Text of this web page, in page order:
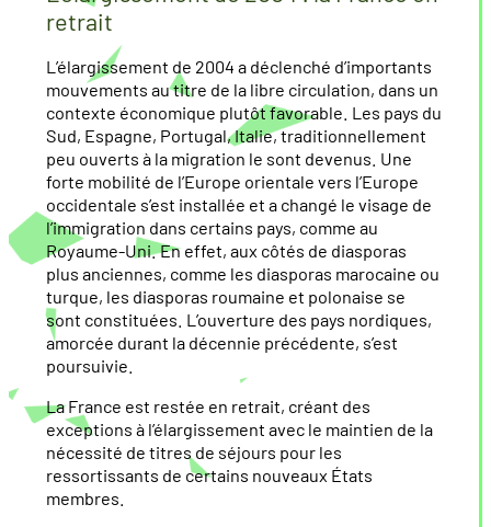
retrait
L’élargissement de 2004 a déclenché d’importants
mouvements au titre de la libre circulation, dans un
contexte économique plutôt favorable. Les pays du
Sud, Espagne, Portugal, Italie, traditionnellement
peu ouverts à la migration le sont devenus. Une
forte mobilité de l’Europe orientale vers l’Europe
occidentale s’est installée et a changé le visage de
l’immigration dans certains pays, comme au
Royaume-Uni. En effet, aux côtés de diasporas
plus anciennes, comme les diasporas marocaine ou
turque, les diasporas roumaine et polonaise se
sont constituées. L’ouverture des pays nordiques,
amorcée durant la décennie précédente, s’est
poursuivie.
La France est restée en retrait, créant des
exceptions à l’élargissement avec le maintien de la
nécessité de titres de séjours pour les
ressortissants de certains nouveaux États
membres.